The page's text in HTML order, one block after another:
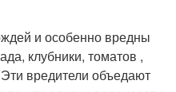
и особенно вредны
клубники, томатов ,
вредители объедают